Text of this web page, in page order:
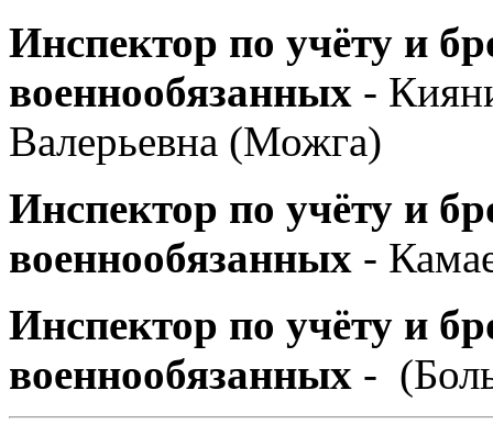
Инспектор по учёту и
военнообязанных -
Валерьевна (Можга)
Инспектор по учёту и
военнообязанных -
Инспектор по учёту и
военнообязанных -